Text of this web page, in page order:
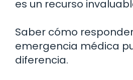
es un recurso
Saber cómo
emergencia médica
diferencia.